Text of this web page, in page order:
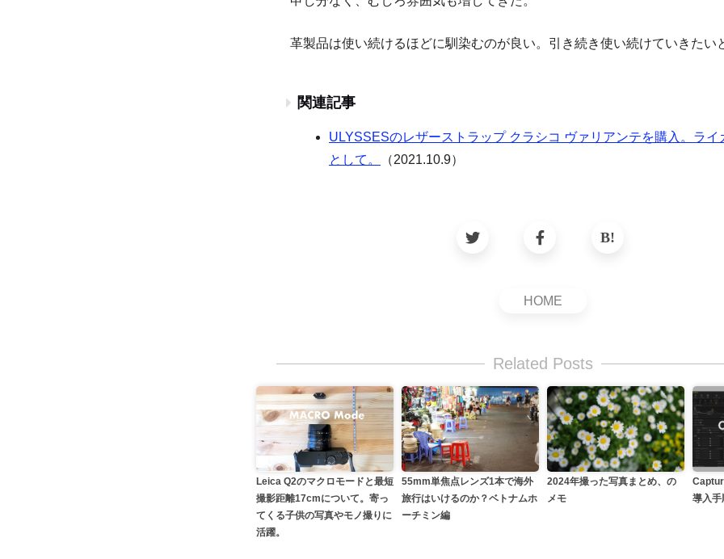
革製品は使い続けるほどに馴染むのが良い。引き続き使い続けていきたい
関連記事
ULYSSESのレザーストラップ クラシコ ヴァリアンテを購入。ライ
として。
（2021.10.9）
HOME
Related Posts
Leica Q2のマクロモードと最短
撮影距離17cmについて。寄っ
てくる子供の写真やモノ撮りに
活躍。
55mm単焦点レンズ1本で海外
旅行はいけるのか？ベトナムホ
ーチミン編
2024年撮った写真まとめ、の
メモ
導入手